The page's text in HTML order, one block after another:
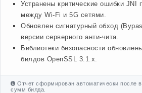
Устранены критические ошибки JNI
между Wi-Fi и 5G сетями.
Обновлен сигнатурный обход
версии серверного анти-чита.
Библиотеки безопасности
билдов OpenSSL 3.1.x.
Отчет сформирован автоматически после
сумм билда.